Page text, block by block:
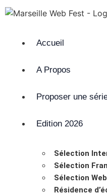
Accueil
A Propos
Proposer une
Edition 2026
Sélection
Sélection
Sélection
Résidence